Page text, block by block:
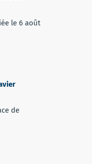
le 6 août
de